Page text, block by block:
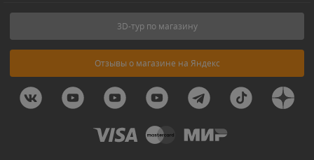
3D-тур по магазину
Отзывы о магазине на Яндекс